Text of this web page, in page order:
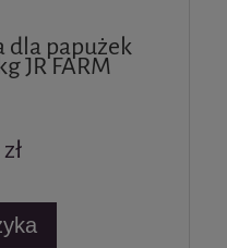
dla papużek
JR FARM